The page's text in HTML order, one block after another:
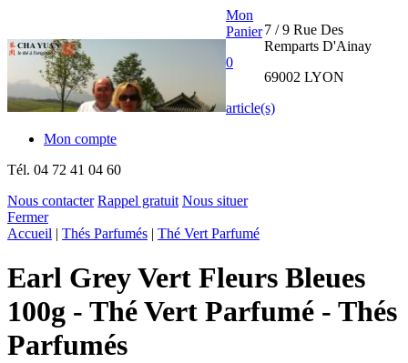
THE CHA
YUAN
INTERNATIONAL
7 / 9 Rue Des
Remparts D'Ainay
69002 LYON
Mon
Panier
0
article(s)
Mon compte
Tél. 04 72 41 04 60
Nous contacter Rappel gratuit Nous situer
Fermer
Accueil | Thés Parfumés | Thé Vert Parfumé
Earl Grey Vert Fleurs Bleues
100g - Thé Vert Parfumé - Thés
Parfumés